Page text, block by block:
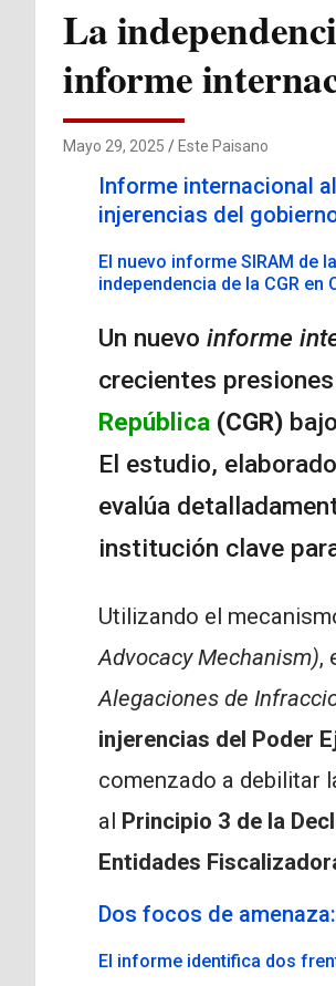
La
informe
Mayo 29, 2025 Este Paisano
Informe internacional
injerencias del
El nuevo informe SIRAM de
independencia de la CGR en
Un nuevo informe
crecientes
República(CGR)
El estudio,
evalúa
institución clave
Utilizando el
Advocacy Mechanism),
Alegaciones de
injerencias del Poder
comenzado a debilitar
al Principio 3 de la
Entidades
Dos focos de
El informe identifica dos